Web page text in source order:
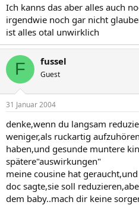
Ich kanns das aber alles auch
irgendwie noch gar nicht
ist alles otal unwirklich
F fussel
Guest
31 Januar 2004
denke,wenn du langsam
weniger,als ruckartig
haben,und gesunde muntere
spätere"auswirkungen"
meine cousine hat
doc sagte,sie soll
dem baby..mach dir keine